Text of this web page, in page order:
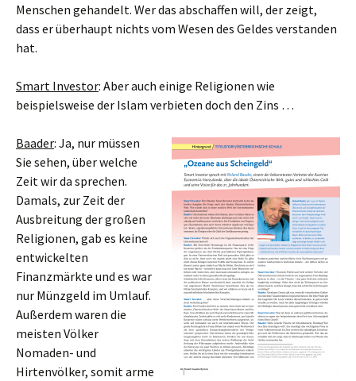
Menschen gehandelt. Wer das abschaffen will, der zeigt,
dass er überhaupt nichts vom Wesen des Geldes verstanden
hat.
Smart Investor: Aber auch einige Religionen wie
beispielsweise der Islam verbieten doch den Zins …
Baader: Ja, nur müssen
Sie sehen, über welche
Zeit wir da sprechen.
Damals, zur Zeit der
Ausbreitung der großen
Religionen, gab es keine
entwickelten
Finanzmärkte und es war
nur Münzgeld im Umlauf.
Außerdem waren die
meisten Völker
Nomaden- und
Hirtenvölker, somit arme